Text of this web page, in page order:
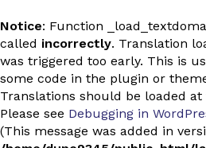
Notice: Function
called incorrectly. Translation
was triggered too early. This is
some code in the plugin or
Translations should be loaded at
Please see Debugging in
(This message was added in